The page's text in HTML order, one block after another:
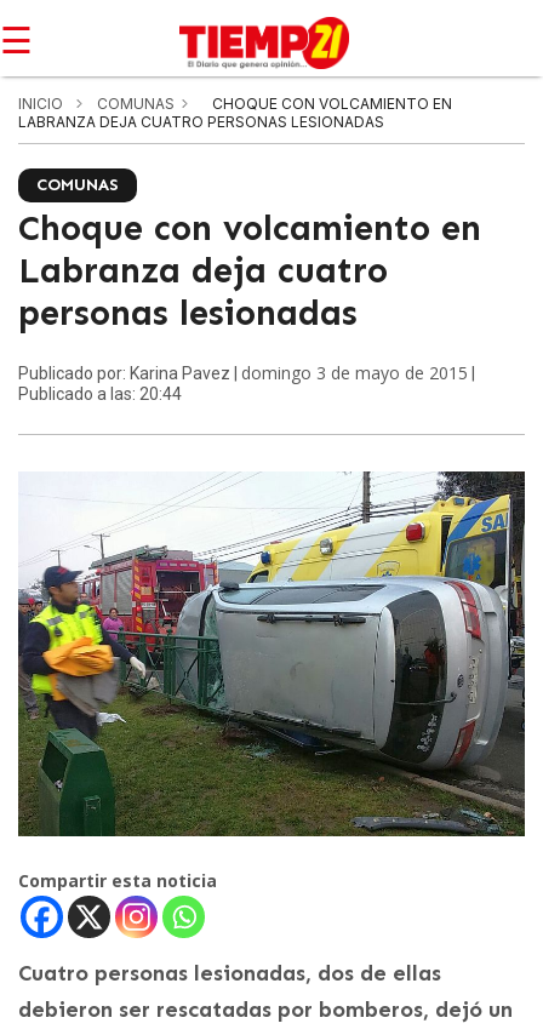
☰
INICIO COMUNAS
CHOQUE CON VOLCAMIENTO EN
LABRANZA DEJA CUATRO PERSONAS LESIONADAS
COMUNAS
Choque con volcamiento en
Labranza deja cuatro
personas lesionadas
Publicado por: Karina Pavez | domingo 3 de mayo de 2015
Publicado a las: 20:44
Compartir esta noticia
Cuatro personas lesionadas, dos de ellas
debieron ser rescatadas por bomberos, dejó un